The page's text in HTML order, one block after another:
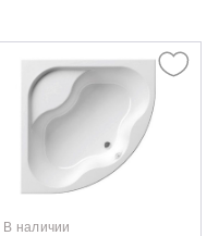
В наличии